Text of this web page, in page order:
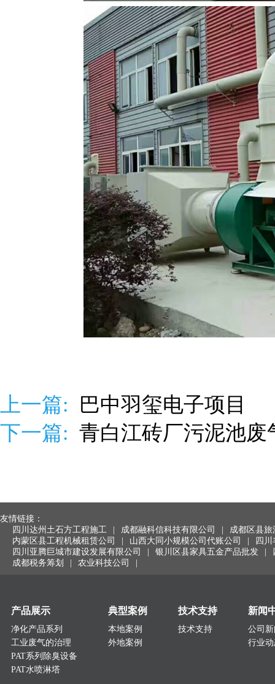
上一篇:
巴中羽玺电子项目
下一篇: 青白江砖厂污泥池废
友情链接：
四川达州土石方工程施工
成都融科信科技有限公司
成都区县
内蒙区县工程机械租赁公司
山西大同小规模公司代账公司
四
四川亚腾巨城市建设发展有限公司
银川区县家具五金产品批发
成都税务筹划
农业科技公司
产品展示
净化产品系列
工业废气的治理
PAT系列除臭设备
PAT水喷淋塔
典型案例
本地案例
外地案例
技术支持
技术支持
新闻
公司
行业